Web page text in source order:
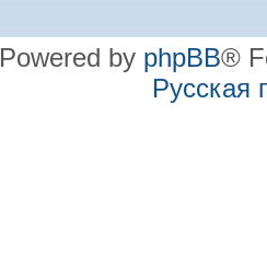
Powered by phpBB®
Русская